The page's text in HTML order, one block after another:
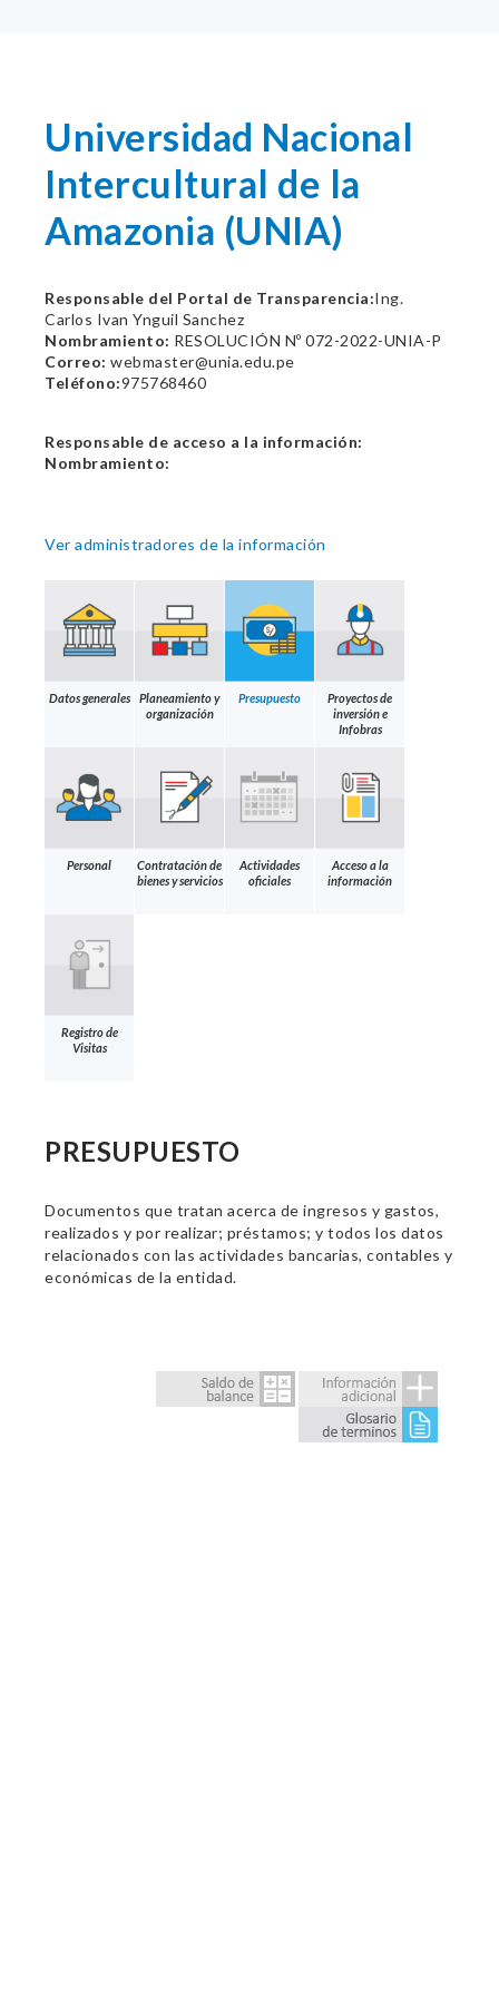
Universidad Nacional
Intercultural de la
Amazonia (UNIA)
Responsable del Portal de Transparencia:Ing.
Carlos Ivan Ynguil Sanchez
Nombramiento: RESOLUCIÓN Nº 072-2022-UNIA-P
Correo: webmaster@unia.edu.pe
Teléfono:975768460
Responsable de acceso a la información:
Nombramiento:
Ver administradores de la información
Datos generales
Planeamiento y
organización
Presupuesto
Proyectos de
inversión e
Infobras
Personal
Contratación de
bienes y servicios
Actividades
oficiales
Acceso a la
información
Registro de
Visitas
PRESUPUESTO
Documentos que tratan acerca de ingresos y gastos,
realizados y por realizar; préstamos; y todos los datos
relacionados con las actividades bancarias, contables y
económicas de la entidad.